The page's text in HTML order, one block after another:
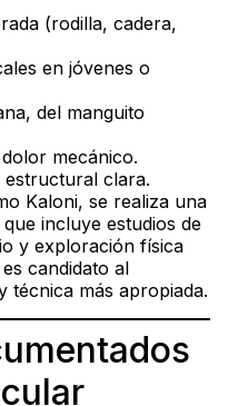
(rodilla, cadera,
en jóvenes o
del manguito
mecánico.
clara.
Kaloni, se realiza una
incluye estudios de
y exploración física
candidato al
técnica más apropiada.